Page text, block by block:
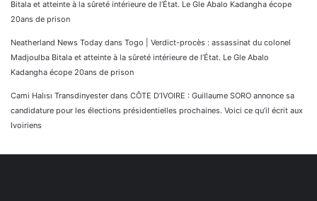
Bitala et atteinte à la sûreté intérieure de l’État. Le Gle Abalo Kadangha écope
20ans de prison
Neatherland News Today dans Togo | Verdict-procès : assassinat du colonel
Madjoulba Bitala et atteinte à la sûreté intérieure de l’État. Le Gle Abalo
Kadangha écope 20ans de prison
Cami Halısı Transdinyester dans CÔTE D’IVOIRE : Guillaume SORO annonce sa
candidature pour les élections présidentielles prochaines. Voici ce qu’il écrit aux
Ivoiriens